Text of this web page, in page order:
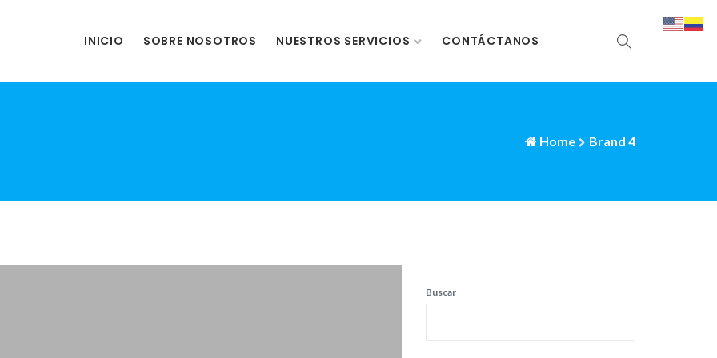
INICIO SOBRE NOSOTROS NUESTROS SERVICIOS CONTÁCTANOS
Home Brand 4
Buscar